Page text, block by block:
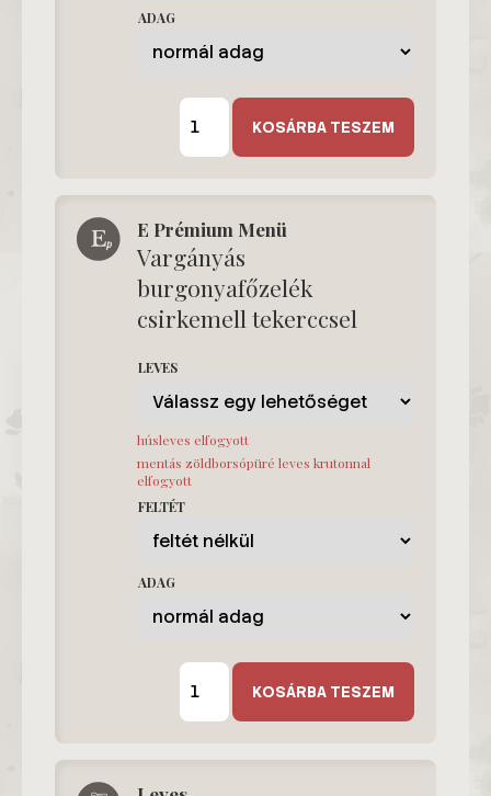
ADAG
E
Menü
mennyiség
KOSÁRBA TESZEM
E Prémium Menü
Vargányás
burgonyafőzelék
csirkemell tekerccsel
LEVES
húsleves elfogyott
mentás zöldborsópüré leves krutonnal
elfogyott
FELTÉT
ADAG
E
Prémium
Menü
KOSÁRBA TESZEM